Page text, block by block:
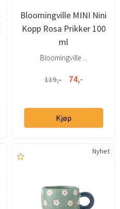
Bloomingville MINI Nini
Kopp Rosa Prikker 100
ml
Bloomingville ...
119,- 74,-
Kjøp
Nyhet